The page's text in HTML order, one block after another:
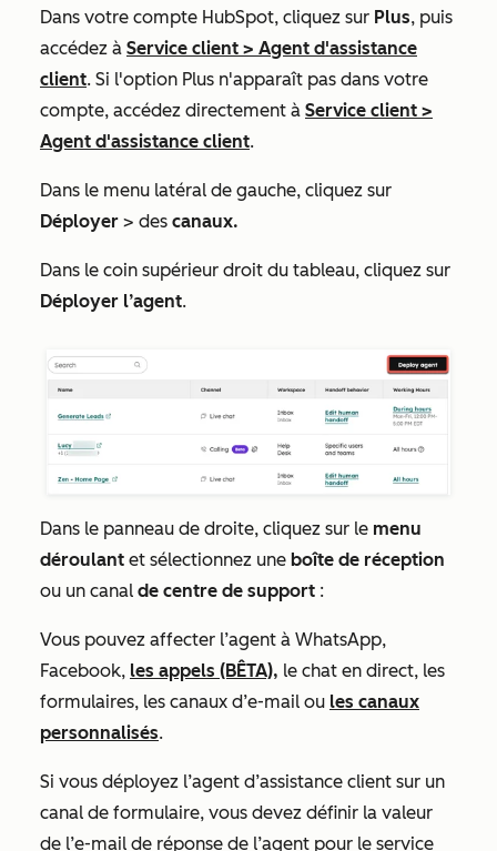
Dans votre compte HubSpot, cliquez sur Plus, puis
accédez à Service client > Agent d'assistance
client. Si l'option Plus n'apparaît pas dans votre
compte, accédez directement à Service client >
Agent d'assistance client.
Dans le menu latéral de gauche, cliquez sur
Déployer > des canaux.
Dans le coin supérieur droit du tableau, cliquez sur
Déployer l’agent.
Dans le panneau de droite, cliquez sur le menu
déroulant et sélectionnez une boîte de réception
ou un canal de centre de support :
Vous pouvez affecter l’agent à WhatsApp,
Facebook, les appels (BÊTA), le chat en direct, les
formulaires, les canaux d’e-mail ou les canaux
personnalisés.
Si vous déployez l’agent d’assistance client sur un
canal de formulaire, vous devez définir la valeur
de l’e-mail de réponse de l’agent pour le service